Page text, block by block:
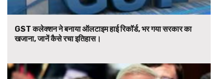
GST कलेक्शन ने बनाया ऑलटाइम हाई रिकॉर्ड, भर गया सरकार का
खजाना, जानें कैसे रचा इतिहास।